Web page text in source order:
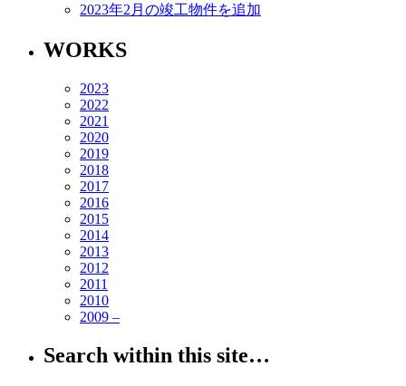
2023年2月の竣工物件を追加
WORKS
2023
2022
2021
2020
2019
2018
2017
2016
2015
2014
2013
2012
2011
2010
2009 –
Search within this site…